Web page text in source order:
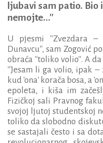
ljubavi sam patio. Bio
nemojte...''
U pjesmi ''Zvezdara
Dunavcu'', sam Zogović
obraća ''toliko volio''. A
''Jesam li ga volio, ipak
kud 'ona' korača bosa, a
epoleta, i kiša im
Fizičkoj sali Pravnog
svojoj ljutoj studentskoj
toliko da slobodno
se sastajali često i sa